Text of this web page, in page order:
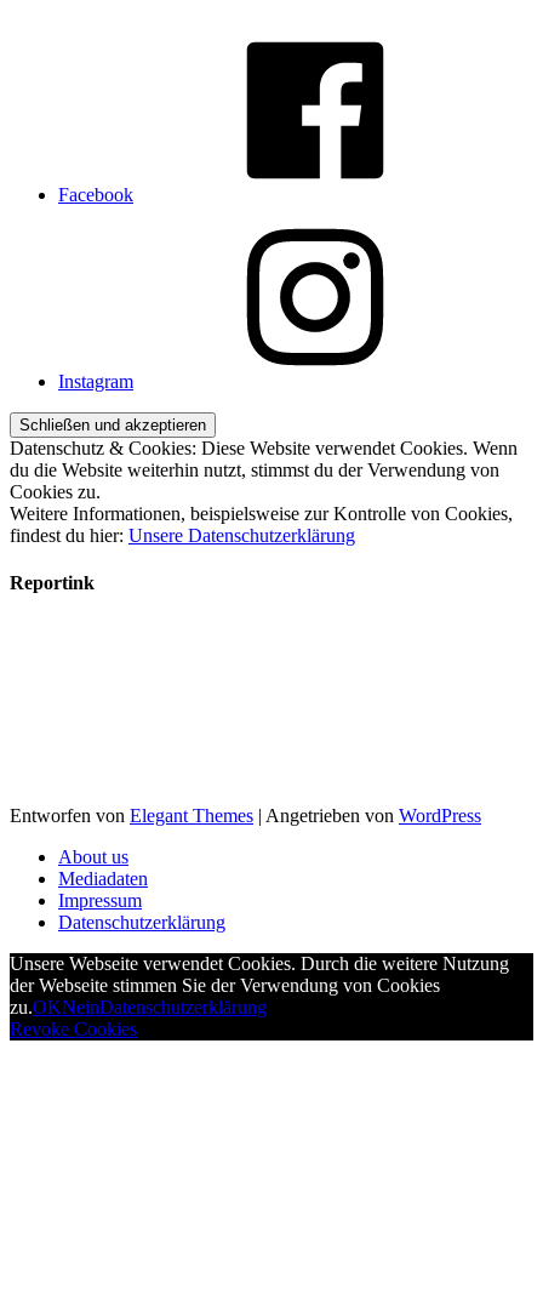
Facebook
Instagram
Datenschutz & Cookies: Diese Website verwendet Cookies. Wenn
du die Website weiterhin nutzt, stimmst du der Verwendung von
Cookies zu.
Weitere Informationen, beispielsweise zur Kontrolle von Cookies,
findest du hier: Unsere Datenschutzerklärung
Reportink
Entworfen von Elegant Themes | Angetrieben von WordPress
About us
Mediadaten
Impressum
Datenschutzerklärung
Unsere Webseite verwendet Cookies. Durch die weitere Nutzung
der Webseite stimmen Sie der Verwendung von Cookies
zu.OKNeinDatenschutzerklärung
Revoke Cookies